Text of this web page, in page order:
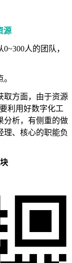
源
人的团队，
取方面，由于资源
利用好数字化工
分析，有侧重的做
理、核心的职能负